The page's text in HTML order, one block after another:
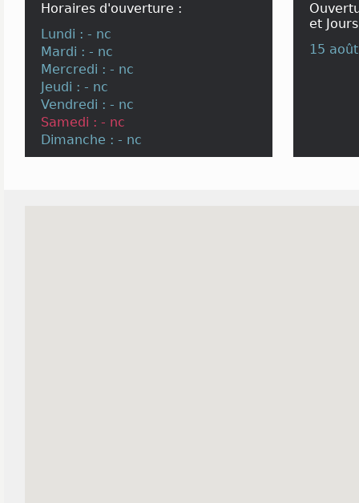
Horaires d'ouverture :
Lundi : - nc
Mardi : - nc
Mercredi : - nc
Jeudi : - nc
Vendredi : - nc
Samedi : - nc
Dimanche : - nc
et
15